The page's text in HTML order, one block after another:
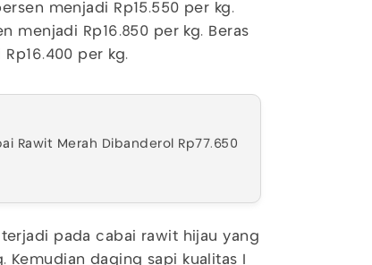
menjadi Rp15.550 per kg.
menjadi Rp16.850 per kg. Beras
per kg.
Rawit Merah Dibanderol Rp77.650
pada cabai rawit hijau yang
Kemudian daging sapi kualitas I